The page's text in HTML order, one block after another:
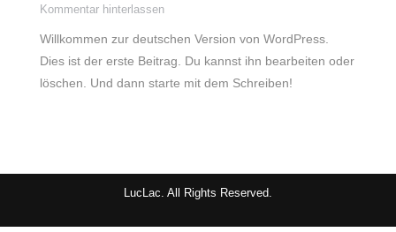
Kommentar hinterlassen
Willkommen zur deutschen Version von WordPress.
Dies ist der erste Beitrag. Du kannst ihn bearbeiten oder
löschen. Und dann starte mit dem Schreiben!
LucLac. All Rights Reserved.